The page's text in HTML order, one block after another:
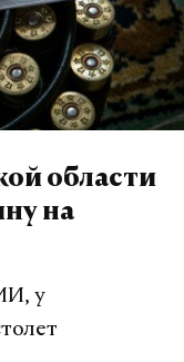
вMAX. Он
интернет.
Дзен иVK.
Telegram
VK
области
на
у